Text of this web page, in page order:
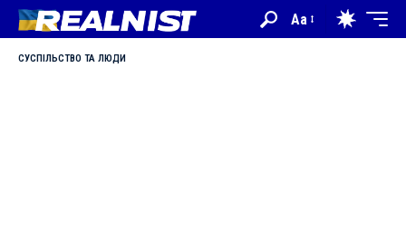
Aa
СУСПІЛЬСТВО ТА ЛЮДИ